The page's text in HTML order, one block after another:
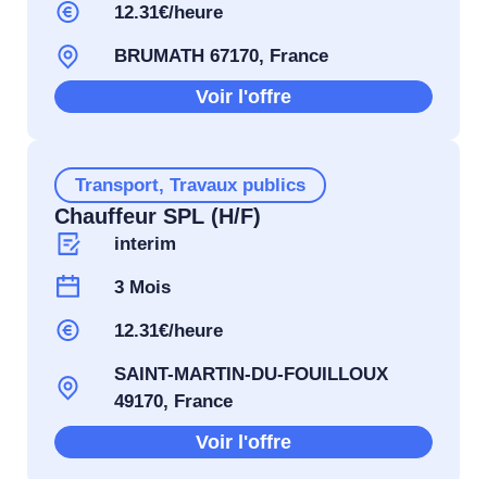
12.31€/heure
BRUMATH 67170, France
Voir l'offre
Transport, Travaux publics
Chauffeur SPL (H/F)
interim
3 Mois
12.31€/heure
SAINT-MARTIN-DU-FOUILLOUX
49170, France
Voir l'offre